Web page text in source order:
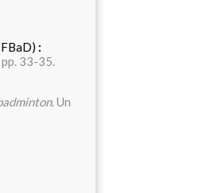
:
33-35.
. Un